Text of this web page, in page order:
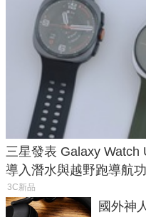
三星發表 Galaxy Watch
導入潛水與越野跑導航
3C新品
國外神